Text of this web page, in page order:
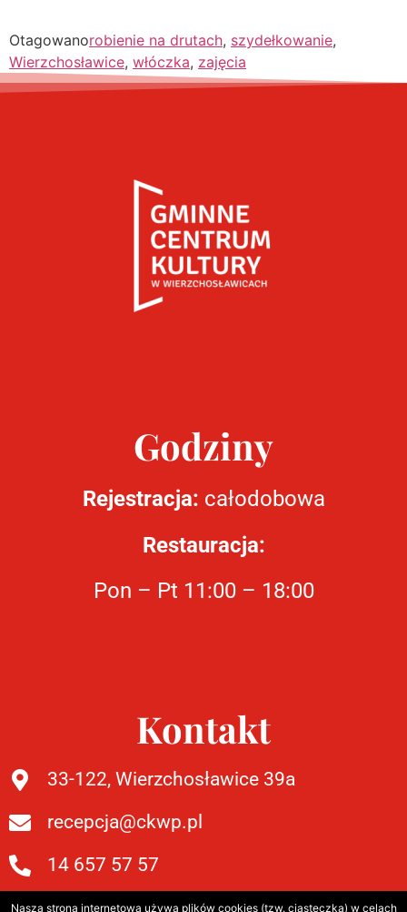
Otagowanorobienie na drutach, szydełkowanie,
Wierzchosławice, włóczka, zajęcia
Godziny
Rejestracja: całodobowa
Restauracja:
Pon – Pt 11:00 – 18:00
Kontakt
33-122, Wierzchosławice 39a
recepcja@ckwp.pl
14 657 57 57
Nasza strona internetowa używa plików cookies (tzw. ciasteczka) w celach